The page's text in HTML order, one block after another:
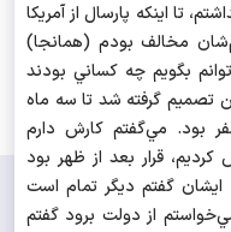
تا اينکه پارسال از آمريکا
مخالف بودم (همانجا)
بگويم چه کساني بودند
تصميم گرفته شد تا سه ماه
بود. مي‌گفتم کارش دارم
قرار بعد از ظهر بود
شب آمدند،، به ايشان گفتم ديگر تمام است
از دولت برود گفتم